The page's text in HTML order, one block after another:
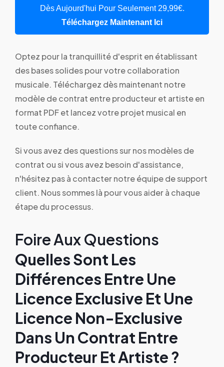
Dès Aujourd'hui Pour Seulement 29,99€.
Téléchargez Maintenant Ici
Optez pour la tranquillité d'esprit en établissant
des bases solides pour votre collaboration
musicale. Téléchargez dès maintenant notre
modèle de contrat entre producteur et artiste en
format PDF et lancez votre projet musical en
toute confiance.
Si vous avez des questions sur nos modèles de
contrat ou si vous avez besoin d'assistance,
n'hésitez pas à contacter notre équipe de support
client. Nous sommes là pour vous aider à chaque
étape du processus.
Foire Aux Questions
Quelles Sont Les
Différences Entre Une
Licence Exclusive Et Une
Licence Non-Exclusive
Dans Un Contrat Entre
Producteur Et Artiste ?